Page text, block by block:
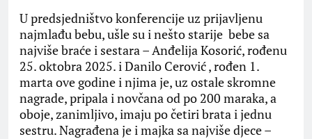
U predsjedništvo konferencije uz prijavljenu
najmlađu bebu, ušle su i nešto starije bebe sa
najviše braće i sestara – Anđelija Kosorić, rođenu
25. oktobra 2025. i Danilo Cerović , rođen 1.
marta ove godine i njima je, uz ostale skromne
nagrade, pripala i novčana od po 200 maraka, a
oboje, zanimljivo, imaju po četiri brata i jednu
sestru. Nagrađena je i majka sa najviše djece –